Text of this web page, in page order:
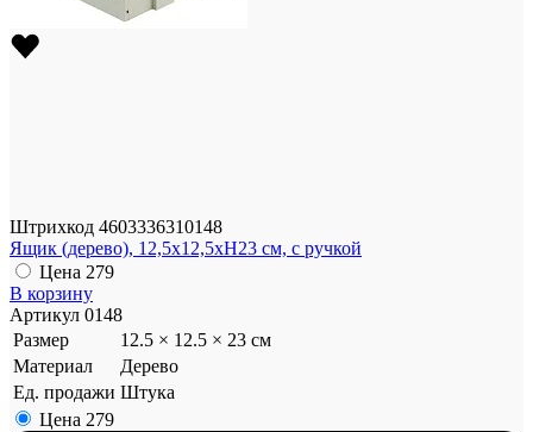
Штрихкод 4603336310148
Ящик (дерево), 12,5x12,5xH23 см, с ручкой
Цена 279
В корзину
Артикул 0148
Размер
12.5 × 12.5 × 23 см
Материал
Дерево
Ед. продажи Штука
Цена 279